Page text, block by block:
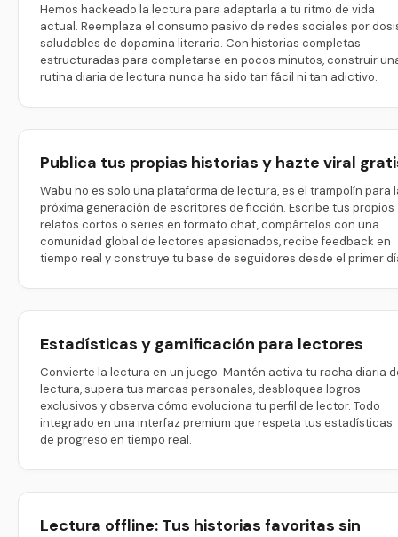
Hemos hackeado la lectura para adaptarla a tu ritmo de vida
actual. Reemplaza el consumo pasivo de redes sociales por
saludables de dopamina literaria. Con historias completas
estructuradas para completarse en pocos minutos, construir
rutina diaria de lectura nunca ha sido tan fácil ni tan adictivo.
Publica tus propias historias y hazte viral
Wabu no es solo una plataforma de lectura, es el trampolín para
próxima generación de escritores de ficción. Escribe tus propios
relatos cortos o series en formato chat, compártelos con una
comunidad global de lectores apasionados, recibe feedback en
tiempo real y construye tu base de seguidores desde el primer
Estadísticas y gamificación para lectores
Convierte la lectura en un juego. Mantén activa tu racha diaria
lectura, supera tus marcas personales, desbloquea logros
exclusivos y observa cómo evoluciona tu perfil de lector. Todo
integrado en una interfaz premium que respeta tus estadísticas
de progreso en tiempo real.
Lectura offline: Tus historias favoritas sin